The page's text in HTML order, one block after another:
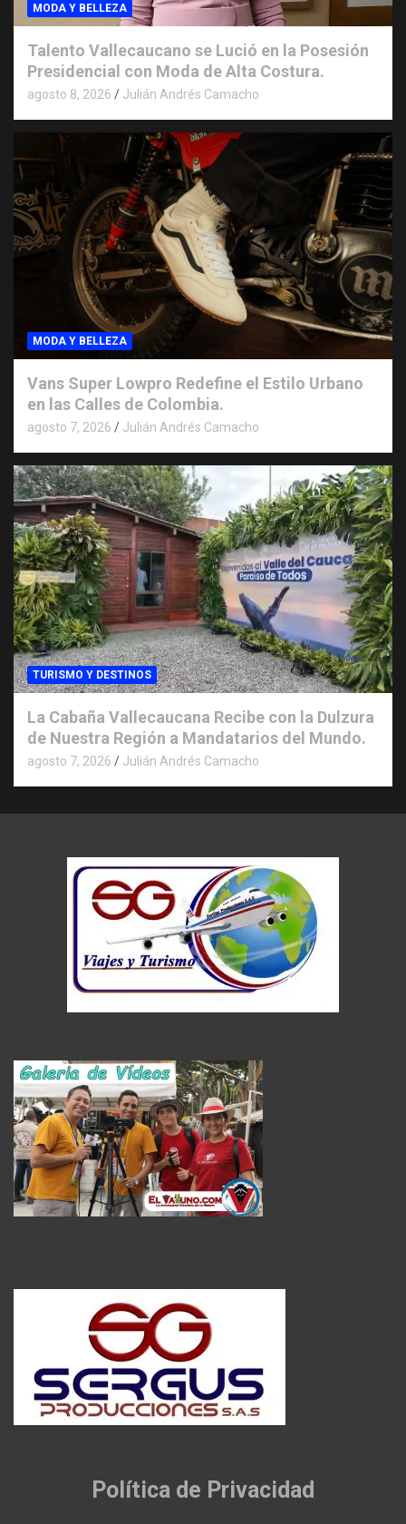
MODA Y BELLEZA
Talento Vallecaucano se Lució en la Posesión
Presidencial con Moda de Alta Costura.
agosto 8, 2026 Julián Andrés Camacho
MODA Y BELLEZA
Vans Super Lowpro Redefine el Estilo Urbano
en las Calles de Colombia.
agosto 7, 2026 Julián Andrés Camacho
TURISMO Y DESTINOS
La Cabaña Vallecaucana Recibe con la Dulzura
de Nuestra Región a Mandatarios del Mundo.
agosto 7, 2026 Julián Andrés Camacho
Política de Privacidad